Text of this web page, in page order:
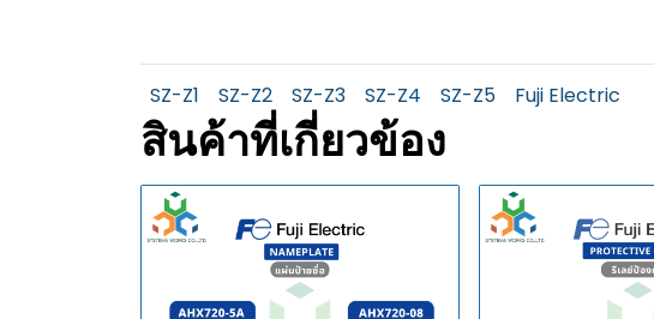
SZ-Z1 SZ-Z2 SZ-Z3 SZ-Z4 SZ-Z5 Fuji Electric
สินค้าที่เกี่ยวข้อง